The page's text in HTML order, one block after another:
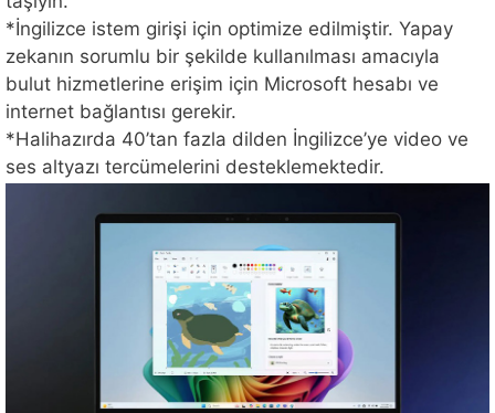
*İngilizce istem girişi için optimize edilmiştir. Yapay
zekanın sorumlu bir şekilde kullanılması amacıyla
bulut hizmetlerine erişim için Microsoft hesabı ve
internet bağlantısı gerekir.
*Halihazırda 40’tan fazla dilden İngilizce’ye video ve
ses altyazı tercümelerini desteklemektedir.